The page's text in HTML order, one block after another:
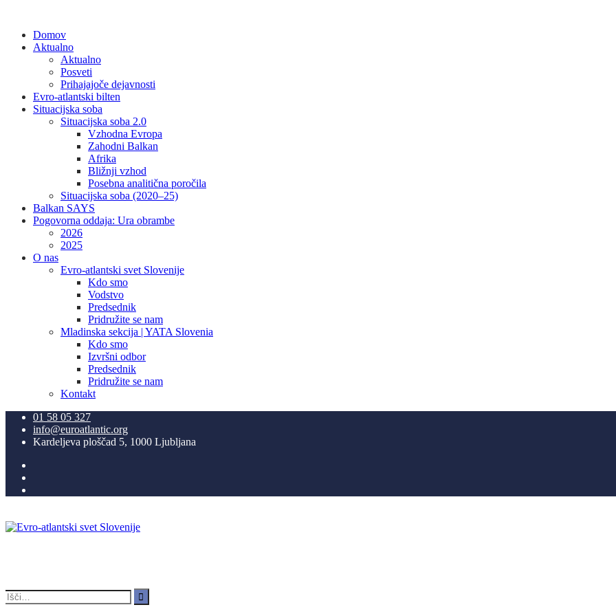
contentDomov
Aktualno
Aktualno
Posveti
Prihajajoče dejavnosti
Evro-atlantski bilten
Situacijska soba
Situacijska soba 2.0
Vzhodna Evropa
Zahodni Balkan
Afrika
Bližnji vzhod
Posebna analitična poročila
Situacijska soba (2020–25)
Balkan SAYS
Pogovorna oddaja: Ura obrambe
2026
2025
O nas
Evro-atlantski svet Slovenije
Kdo smo
Vodstvo
Predsednik
Pridružite se nam
Mladinska sekcija | YATA Slovenia
Kdo smo
Izvršni odbor
Predsednik
Pridružite se nam
Kontakt
01 58 05 327
info@euroatlantic.org
Kardeljeva ploščad 5, 1000 Ljubljana
Search
for: